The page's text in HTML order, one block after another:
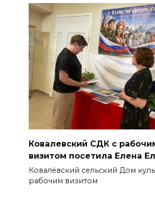
Ковалевский СДК с
визитом посетила Елена
Ковалёвский сельский Дом
рабочим визитом